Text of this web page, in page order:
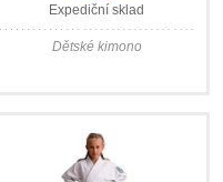
Expediční sklad
Dětské kimono